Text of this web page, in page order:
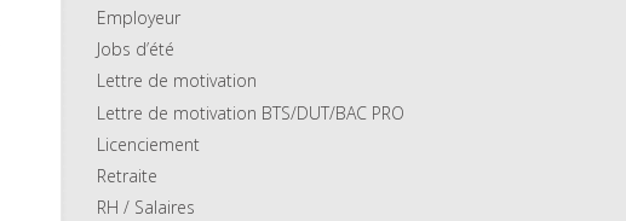
Employeur
Jobs d’été
Lettre de motivation
Lettre de motivation BTS/DUT/BAC PRO
Licenciement
Retraite
RH / Salaires